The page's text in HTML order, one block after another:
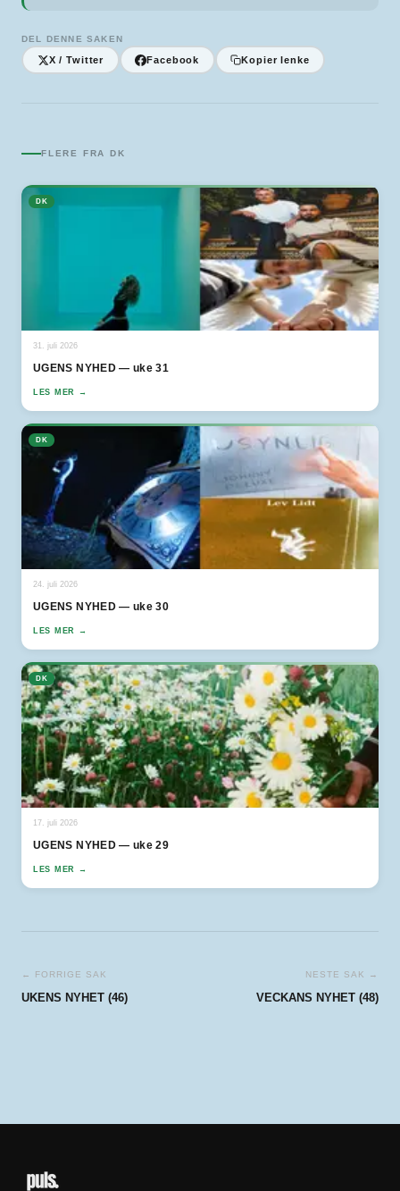
DEL DENNE SAKEN
X / Twitter Facebook Kopier lenke
FLERE FRA DK
DK
31. juli 2026
UGENS NYHED — uke 31
LES MER →
DK
24. juli 2026
UGENS NYHED — uke 30
LES MER →
DK
17. juli 2026
UGENS NYHED — uke 29
LES MER →
← FORRIGE SAK
UKENS NYHET (46)
NESTE SAK →
VECKANS NYHET (48)